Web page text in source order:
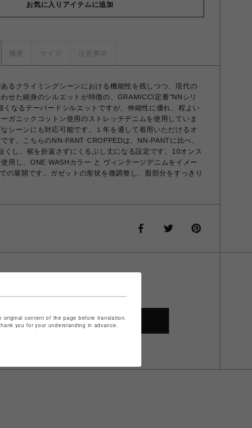
お気に入りアイテムに追加
概要 サイズ 注意事項
るクライミングシーンにおける機能性を残しつつ、現代の
せた細身のシルエットが特徴の、GRAMICCI定番"NNシリ
くなるテーパードシルエットですが、伸縮性に優れ、程よい
ガニックコットン使用のストレッチデニムを使用していま
シーンにも対応可能です。１年を通して着用いただけるオ
す。こちらのNN-PANT CROPPEDは、NN-PANTに比べ、
くし、裾を折返さずにくるぶし丈になる設定です。10オンス
用し、ONE WASHカラー と ヴィンテージデニムをイメー
の展開です。ガゼットの形状を微調整し、股部分をすっきり
SHOP TOP
original content of the page before translation.
you for your understanding in advance.